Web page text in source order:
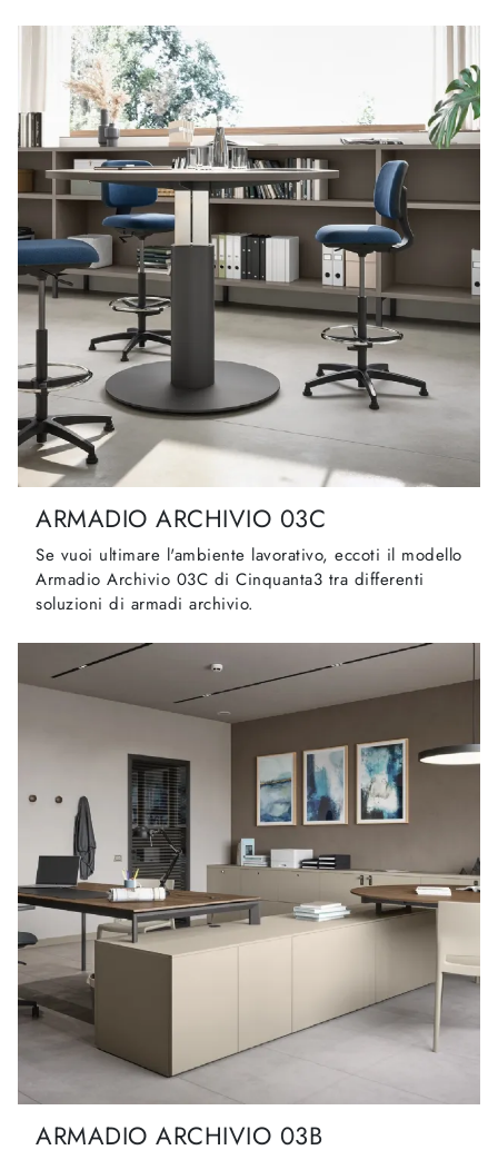
ARMADIO ARCHIVIO 03C
Se vuoi ultimare l'ambiente lavorativo, eccoti il modello
Armadio Archivio 03C di Cinquanta3 tra differenti
soluzioni di armadi archivio.
ARMADIO ARCHIVIO 03B